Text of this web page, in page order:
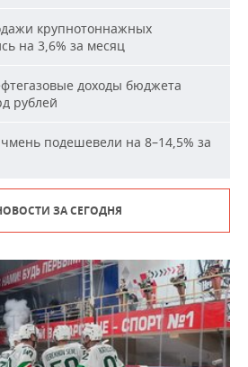
крупнотоннажных
на 3,6% за месяц
доходы бюджета
рублей
подешевели на 8–14,5% за
ЗА СЕГОДНЯ